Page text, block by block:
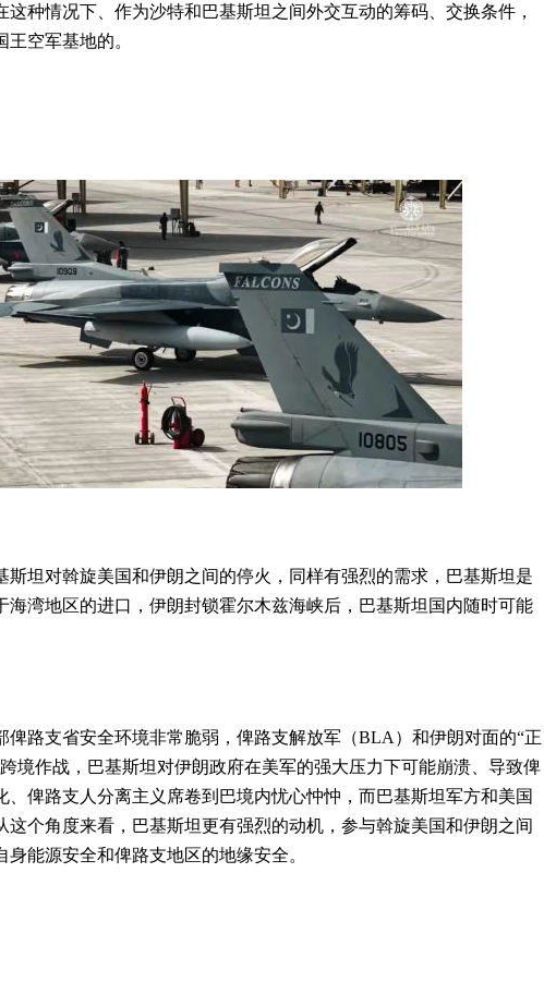
这种情况下、作为沙特和巴基斯坦之间外交互动的筹码、交换条件，
空军基地的。
斯坦对斡旋美国和伊朗之间的停火，同样有强烈的需求，巴基斯坦是
海湾地区的进口，伊朗封锁霍尔木兹海峡后，巴基斯坦国内随时可能
俾路支省安全环境非常脆弱，俾路支解放军（BLA）和伊朗对面的“正
境作战，巴基斯坦对伊朗政府在美军的强大压力下可能崩溃、导致俾
、俾路支人分离主义席卷到巴境内忧心忡忡，而巴基斯坦军方和美国
这个角度来看，巴基斯坦更有强烈的动机，参与斡旋美国和伊朗之间
身能源安全和俾路支地区的地缘安全。